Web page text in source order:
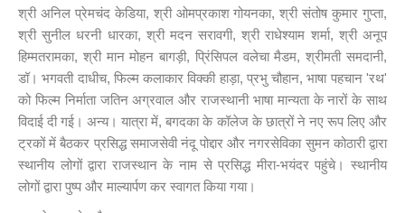
श्री अनिल प्रेमचंद केडिया, श्री ओमप्रकाश गोयनका, श्री संतोष कुमार गुप्ता,
श्री सुनील धरनी धारका, श्री मदन सरावगी, श्री राधेश्याम शर्मा, श्री अनूप
हिम्मतरामका, श्री मान मोहन बागड़ी, प्रिंसिपल वलेचा मैडम, श्रीमती समदानी,
डॉ। भगवती दाधीच, फिल्म कलाकार विक्की हाड़ा, प्रभु चौहान, भाषा पहचान 'रथ'
को फिल्म निर्माता जतिन अग्रवाल और राजस्थानी भाषा मान्यता के नारों के साथ
विदाई दी गई। अन्य। यात्रा में, बगदका के कॉलेज के छात्रों ने नए रूप लिए और
ट्रकों में बैठकर प्रसिद्ध समाजसेवी नंदू पोद्दार और नगरसेविका सुमन कोठारी द्वारा
स्थानीय लोगों द्वारा राजस्थान के नाम से प्रसिद्ध मीरा-भयंदर पहुंचे। स्थानीय
लोगों द्वारा पुष्प और माल्यार्पण कर स्वागत किया गया।